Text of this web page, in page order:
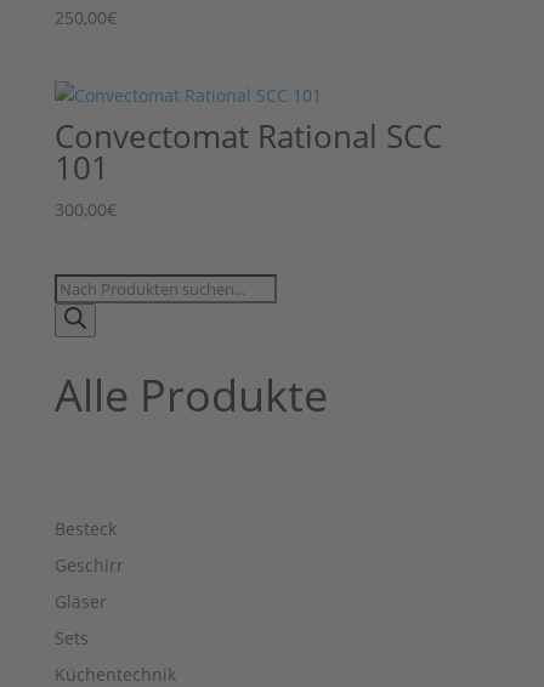
250,00€
Convectomat Rational SCC
101
300,00€
Products
search
Alle Produkte
Besteck
Geschirr
Gläser
Sets
Küchentechnik